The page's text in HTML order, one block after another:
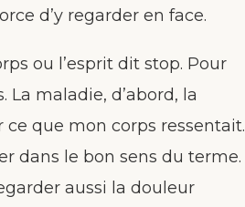
d’y regarder en face.
ou l’esprit dit stop. Pour
La maladie, d’abord, la
ce que mon corps ressentait.
dans le bon sens du terme.
aussi la douleur